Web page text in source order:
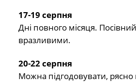
17-19 серпня
Дні повного місяця.
вразливими.
20-22 серпня
Можна підгодовувати, рясно